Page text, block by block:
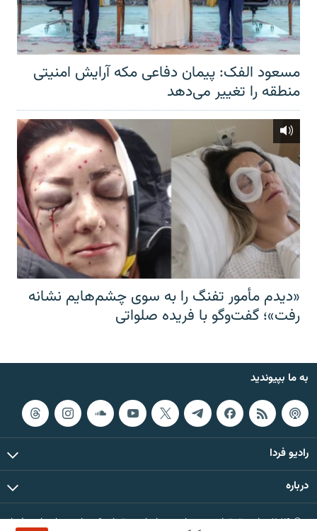
مسعود الفک: پیمان دفاعی مکه آرایش امنیتی
منطقه را تغییر می‌دهد
«دیدم مأمور تفنگ را به سوی چشم‌هایم نشانه
رفت»؛ گفت‌و‌گو با فریده صلواتی
به ما بپیوندید
رادیو فردا
درباره
© ۲۰۲۶ تمام حقوق این وب‌سایت، بر اساس مقررات کپی‌رایت، برای رادیو فردا